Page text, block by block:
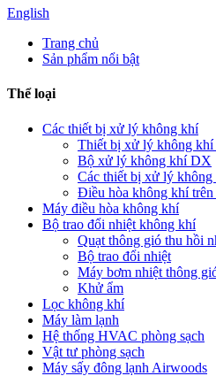
English
Trang chủ
Sản phẩm nổi bật
Thể loại
Các thiết bị xử lý không khí
Thiết bị xử lý không khí
Bộ xử lý không khí DX
Các thiết bị xử lý
Điều hòa không khí trên
Máy điều hòa không khí
Bộ trao đổi nhiệt không khí
Quạt thông gió thu hồi
Bộ trao đổi nhiệt
Máy bơm nhiệt thông
Khử ẩm
Lọc không khí
Máy làm lạnh
Hệ thống HVAC phòng sạch
Vật tư phòng sạch
Máy sấy đông lạnh Airwoods